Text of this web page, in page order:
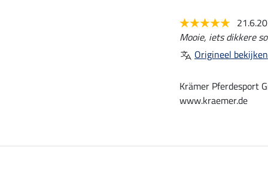
Mooie, iets dikkere
Origineel bekijken
Krämer Pferdesport
www.kraemer.de